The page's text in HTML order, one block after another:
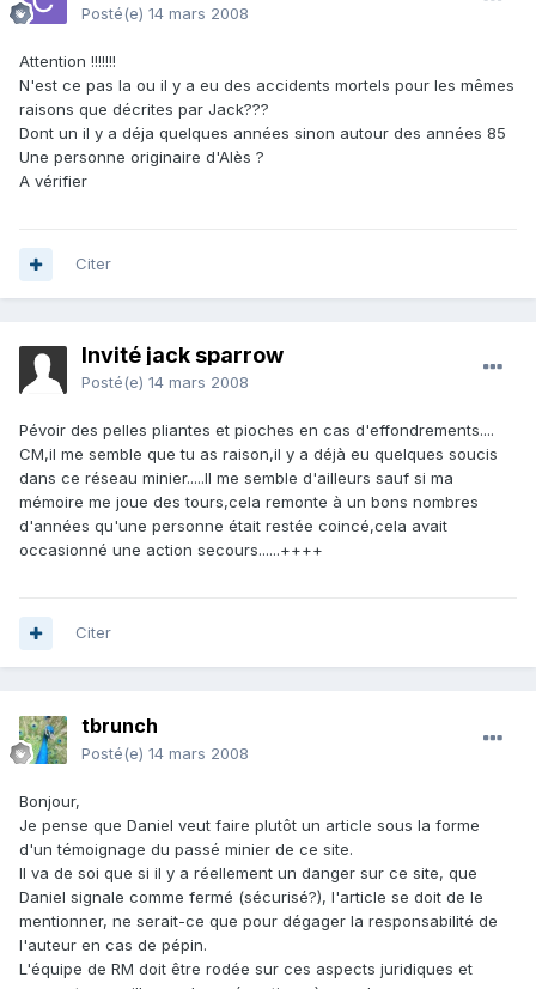
Posté(e) 14 mars 2008
Attention !!!!!!!
N'est ce pas la ou il y a eu des accidents mortels pour les mêmes
raisons que décrites par Jack???
Dont un il y a déja quelques années sinon autour des années 85
Une personne originaire d'Alès ?
A vérifier
Citer
Invité jack sparrow
Posté(e) 14 mars 2008
Pévoir des pelles pliantes et pioches en cas d'effondrements....
CM,il me semble que tu as raison,il y a déjà eu quelques soucis
dans ce réseau minier.....Il me semble d'ailleurs sauf si ma
mémoire me joue des tours,cela remonte à un bons nombres
d'années qu'une personne était restée coincé,cela avait
occasionné une action secours......++++
Citer
tbrunch
Posté(e) 14 mars 2008
Bonjour,
Je pense que Daniel veut faire plutôt un article sous la forme
d'un témoignage du passé minier de ce site.
Il va de soi que si il y a réellement un danger sur ce site, que
Daniel signale comme fermé (sécurisé?), l'article se doit de le
mentionner, ne serait-ce que pour dégager la responsabilité de
l'auteur en cas de pépin.
L'équipe de RM doit être rodée sur ces aspects juridiques et